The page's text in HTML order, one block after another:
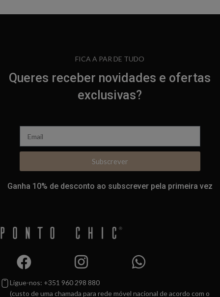
FICA A PAR DE TUDO
Queres receber novidades e ofertas
exclusivas?
Subscrever
Ganha 10% de desconto ao subscrever pela primeira vez
Ligue-nos: +351 960 298 880
(custo de uma chamada para rede móvel nacional de acordo com o